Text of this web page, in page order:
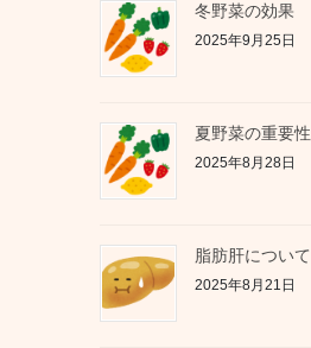
冬野菜の効果
2025年9月25日
夏野菜の重要性
2025年8月28日
脂肪肝について
2025年8月21日